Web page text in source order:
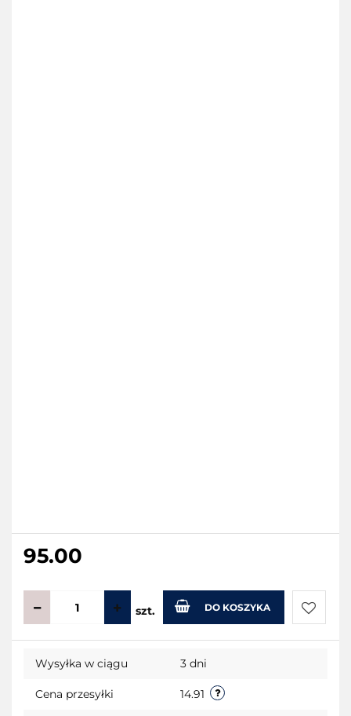
95.00
szt. DO KOSZYKA
Do
Wysyłka w ciągu 3 dni
Cena przesyłki 14.91